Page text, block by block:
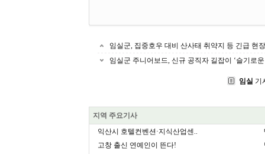
임실군, 집중호우 대비 산사태 취약지 등 긴급 현
임실군 주니어보드, 신규 공직자 길잡이 ‘슬기로
임실 기
지역 주요기사
익산시 호텔컨벤션·지식산업센..
고창 출신 연예인이 뜬다!